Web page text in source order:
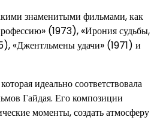
знаменитыми фильмами, как
(1973), «Ирония судьбы,
«Джентльмены удачи» (1971) и
идеально соответствовала
Гайдая. Его композиции
моменты, создать атмосферу